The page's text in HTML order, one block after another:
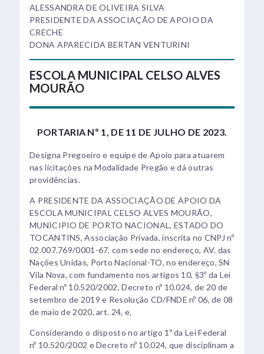
ALESSANDRA DE OLIVEIRA SILVA
PRESIDENTE DA ASSOCIAÇÃO DE APOIO DA
CRECHE
DONA APARECIDA BERTAN VENTURINI
ESCOLA MUNICIPAL CELSO ALVES
MOURÃO
PORTARIA Nº 1, DE 11 DE JULHO DE 2023.
Designa Pregoeiro e equipe de Apoio para atuarem
nas licitações na Modalidade Pregão e dá outras
providências.
A PRESIDENTE DA ASSOCIAÇÃO DE APOIO DA
ESCOLA MUNICIPAL CELSO ALVES MOURÃO,
MUNICIPIO DE PORTO NACIONAL, ESTADO DO
TOCANTINS, Associação Privada, inscrita no CNPJ nº
02.007.769/0001-67, com sede no endereço, AV. das
Nações Unidas, Porto Nacional-TO, no endereço, SN
Vila Nova, com fundamento nos artigos 10, §3º da Lei
Federal nº 10.520/2002, Decreto nº 10.024, de 20 de
setembro de 2019 e Resolução CD/FNDE nº 06, de 08
de maio de 2020, art. 24, e,
Considerando o disposto no artigo 1º da Lei Federal
nº 10.520/2002 e Decreto nº 10.024, que disciplinam a